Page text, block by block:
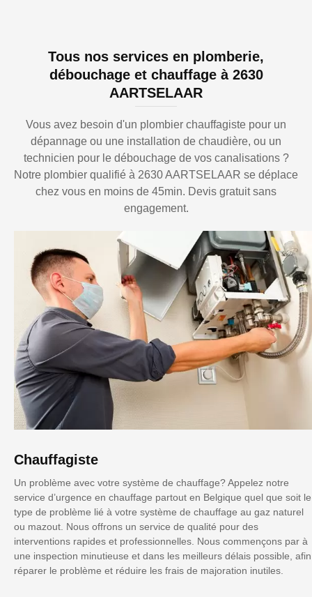
Tous nos services en plomberie,
débouchage et chauffage à 2630
AARTSELAAR
Vous avez besoin d'un plombier chauffagiste pour un
dépannage ou une installation de chaudière, ou un
technicien pour le débouchage de vos canalisations ?
Notre plombier qualifié à 2630 AARTSELAAR se déplace
chez vous en moins de 45min. Devis gratuit sans
engagement.
Chauffagiste
Un problème avec votre système de chauffage? Appelez notre
service d’urgence en chauffage partout en Belgique quel que soit le
type de problème lié à votre système de chauffage au gaz naturel
ou mazout. Nous offrons un service de qualité pour des
interventions rapides et professionnelles. Nous commençons par à
une inspection minutieuse et dans les meilleurs délais possible, afin
réparer le problème et réduire les frais de majoration inutiles.